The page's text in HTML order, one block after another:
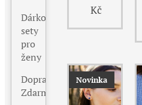
Dárkové
sety
pro
ženy
Doprava
Zdarma
Kč
Novinka